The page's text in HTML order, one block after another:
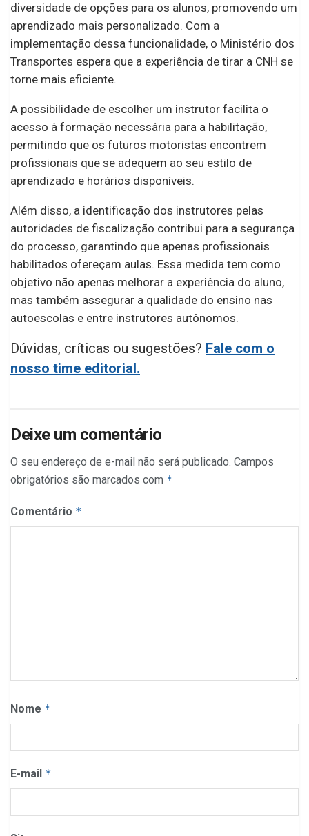
diversidade de opções para os alunos, promovendo um
aprendizado mais personalizado. Com a
implementação dessa funcionalidade, o Ministério dos
Transportes espera que a experiência de tirar a CNH se
torne mais eficiente.
A possibilidade de escolher um instrutor facilita o
acesso à formação necessária para a habilitação,
permitindo que os futuros motoristas encontrem
profissionais que se adequem ao seu estilo de
aprendizado e horários disponíveis.
Além disso, a identificação dos instrutores pelas
autoridades de fiscalização contribui para a segurança
do processo, garantindo que apenas profissionais
habilitados ofereçam aulas. Essa medida tem como
objetivo não apenas melhorar a experiência do aluno,
mas também assegurar a qualidade do ensino nas
autoescolas e entre instrutores autônomos.
Dúvidas, críticas ou sugestões? Fale com o
nosso time editorial.
Deixe um comentário
O seu endereço de e-mail não será publicado. Campos
obrigatórios são marcados com *
Comentário *
Nome *
E-mail *